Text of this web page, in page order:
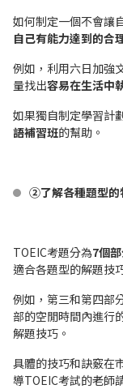
如何制定一個不會讓
自己有能力達到的合
例如，利用六日加強
量找出容易在生活中
如果獨自制定學習計
語補習班的幫助。
②了解各種題型的
TOEIC考題分為7個
適合各題型的解題技
例如，第三和第四部
部的空閒時間內進行
解題技巧。
具體的技巧和訣竅在
導TOEIC考試的老師